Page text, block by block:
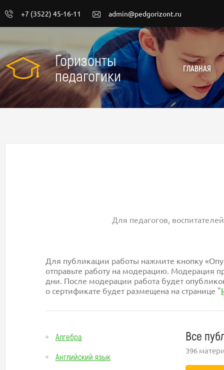
+7 (3522) 45-16-11 admin@pedgorizont.ru
Горизонты
педагогики
ГЛАВНАЯ
Для педагогов,
Для публикации работы нажмите кнопку
отправьте работу на модерацию. Модерация
дни. После модерации работа будет
о сертификате будет размещена на странице "
Алгебра
Английский язык
Все
396